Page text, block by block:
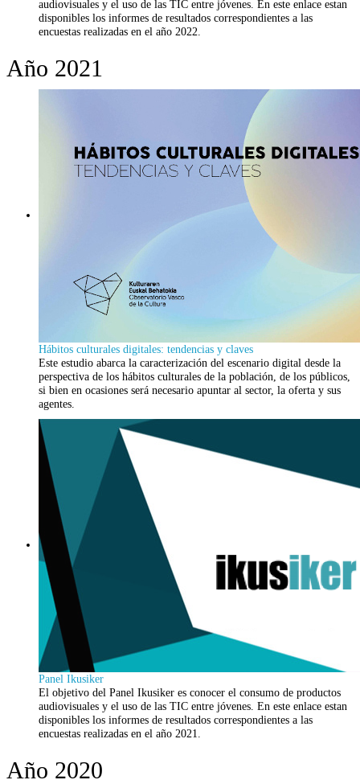
audiovisuales y el uso de las TIC entre jóvenes. En este enlace estan
disponibles los informes de resultados correspondientes a las
encuestas realizadas en el año 2022.
Año 2021
Hábitos culturales digitales: tendencias y claves
Este estudio abarca la caracterización del escenario digital desde la
perspectiva de los hábitos culturales de la población, de los públicos,
si bien en ocasiones será necesario apuntar al sector, la oferta y sus
agentes.
Panel Ikusiker
El objetivo del Panel Ikusiker es conocer el consumo de productos
audiovisuales y el uso de las TIC entre jóvenes. En este enlace estan
disponibles los informes de resultados correspondientes a las
encuestas realizadas en el año 2021.
Año 2020